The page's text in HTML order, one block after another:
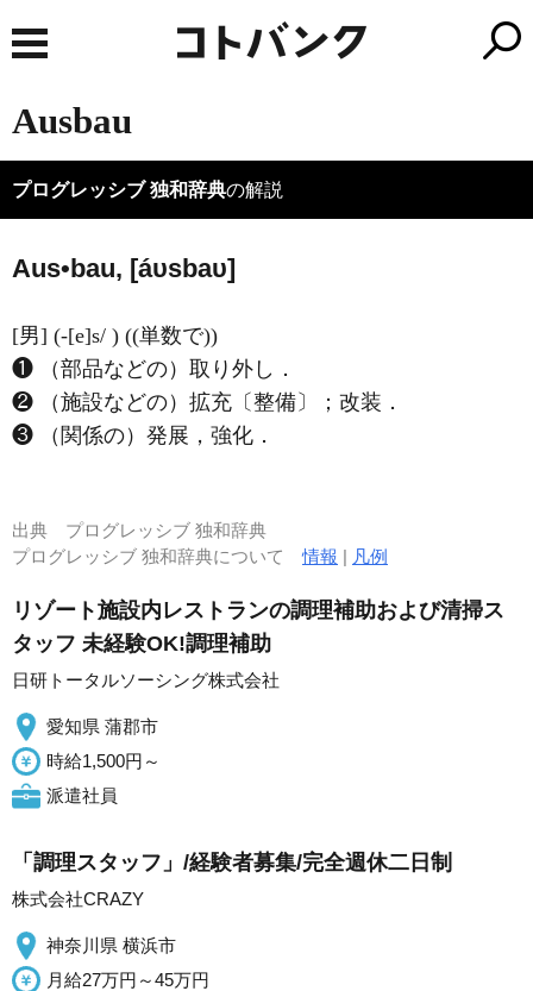
Ausbau
プログレッシブ 独和辞典の解説
Aus•bau, [áυsbaυ]
[男] (-[e]s/ ) ((単数で))
❶ （部品などの）取り外し．
❷ （施設などの）拡充〔整備〕；改装．
❸ （関係の）発展，強化．
出典 プログレッシブ 独和辞典
プログレッシブ 独和辞典について情報 | 凡例
リゾート施設内レストランの調理補助および清掃ス
タッフ 未経験OK!調理補助
日研トータルソーシング株式会社
愛知県 蒲郡市
時給1,500円～
派遣社員
「調理スタッフ」/経験者募集/完全週休二日制
株式会社CRAZY
神奈川県 横浜市
月給27万円～45万円